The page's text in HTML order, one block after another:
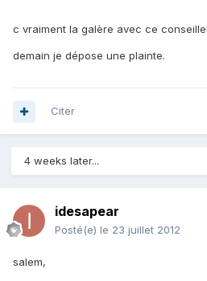
c vraiment la galère avec ce
demain je dépose une plainte.
Citer
4 weeks later...
idesapear
Posté(e) le 23 juillet 2012
salem,